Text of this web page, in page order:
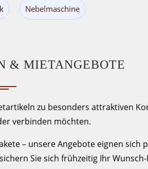
Nebelmaschine
& MIETANGEBOTE
zu besonders attraktiven
verbinden möchten.
– unsere Angebote eignen sich
Sie sich frühzeitig Ihr